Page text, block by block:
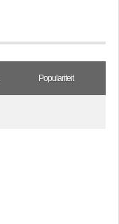
Populariteit